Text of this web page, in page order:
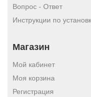
Вопрос - Ответ
Инструкции по
Магазин
Мой кабинет
Моя корзина
Регистрация